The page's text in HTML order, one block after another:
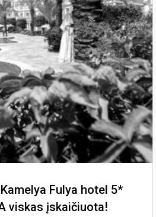
Fulya hotel 5*
viskas įskaičiuota!